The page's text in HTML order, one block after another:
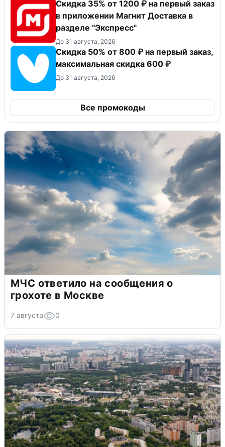
Скидка 35% от 1200 ₽ на первый заказ
в приложении Магнит Доставка в
разделе "Экспресс"
До 31 августа, 2026
Скидка 50% от 800 ₽ на первый заказ,
максимальная скидка 600 ₽
До 31 августа, 2026
Все промокоды
МЧС ответило на сообщения о
грохоте в Москве
7 августа 0